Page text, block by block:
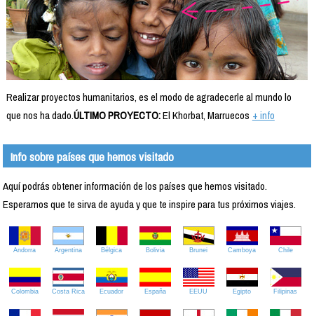
Realizar proyectos humanitarios, es el modo de agradecerle al mundo lo
que nos ha dado.ÚLTIMO PROYECTO:El Khorbat, Marruecos + info
Info sobre países que hemos visitado
Aquí podrás obtener información de los países que hemos visitado.
Esperamos que te sirva de ayuda y que te inspire para tus próximos viajes.
Andorra Argentina Bélgica Bolivia Brunei Camboya Chile
Colombia Costa Rica Ecuador España EEUU Egipto Filipinas